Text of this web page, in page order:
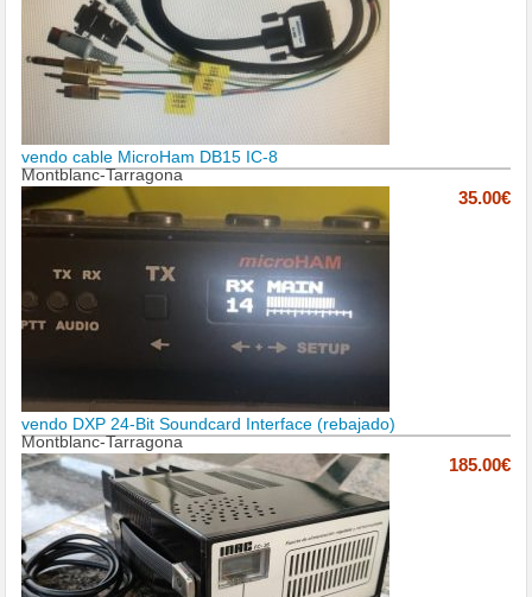
vendo cable MicroHam DB15 IC-8
Montblanc-Tarragona
35.00€
vendo DXP 24-Bit Soundcard Interface (rebajado)
Montblanc-Tarragona
185.00€